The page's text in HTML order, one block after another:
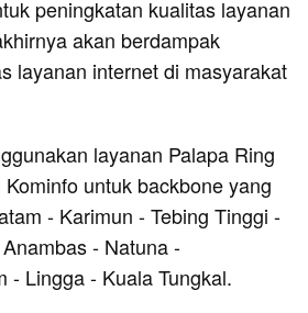
peningkatan kualitas layanan
akan berdampak
layanan internet di masyarakat
layanan Palapa Ring
untuk backbone yang
- Karimun - Tebing Tinggi -
- Natuna -
- Lingga - Kuala Tungkal.